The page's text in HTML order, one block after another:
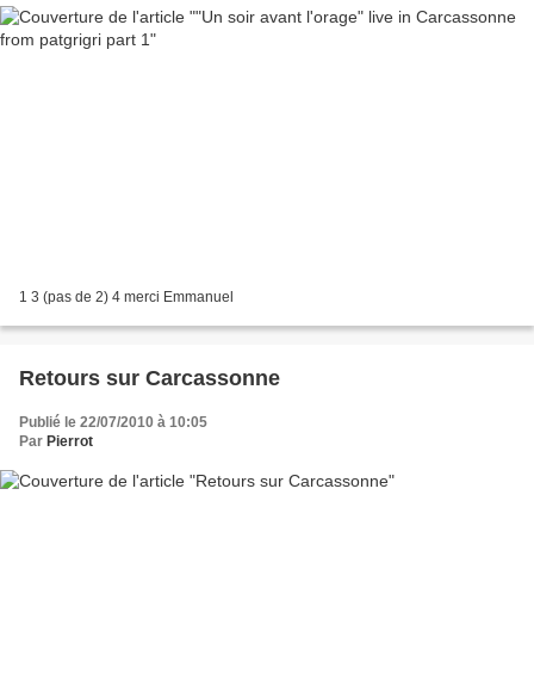
1 3 (pas de 2) 4 merci Emmanuel
Retours sur Carcassonne
Publié le 22/07/2010 à 10:05
Par Pierrot